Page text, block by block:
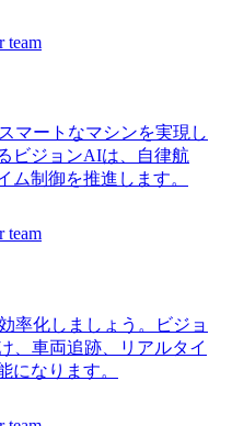
マートなマシンを実現し
ビジョンAIは、自律航
ム制御を推進します。
率化しましょう。ビジョ
、車両追跡、リアルタイ
になります。